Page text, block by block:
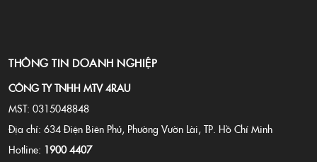
THÔNG TIN DOANH NGHIỆP
CÔNG TY TNHH MTV 4RAU
MST: 0315048848
Địa chỉ: 634 Điện Biên Phủ, Phường Vườn Lài, TP. Hồ Chí Minh
Hotline: 1900 4407